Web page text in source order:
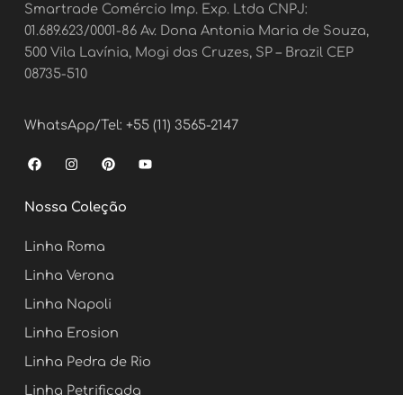
Smartrade Comércio Imp. Exp. Ltda CNPJ:
01.689.623/0001-86 Av. Dona Antonia Maria de Souza,
500 Vila Lavínia, Mogi das Cruzes, SP – Brazil CEP
08735-510
WhatsApp/Tel: +55 (11) 3565-2147
F
a
e
b
o
k
I
n
t
a
r
a
m
P
i
t
e
Y
o
Nossa Coleção
Linha Roma
Linha Verona
Linha Napoli
Linha Erosion
Linha Pedra de Rio
Linha Petrificada